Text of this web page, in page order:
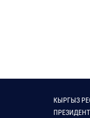
КЫРГЫЗ